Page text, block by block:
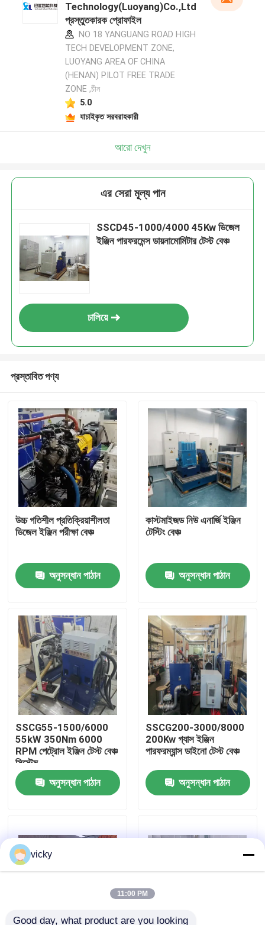
পণ্য
আমাদের সম্বন্ধে
কারখানা ভ্রমণ
গুণগত মান নিয়ন্ত্রণ
যোগাযোগ করুন
মামলা
হাই স্পিড ডায়নামিটার
Technology(Luoyang)Co.,Ltd
প্রস্তুতকারক প্রোফাইল
NO 18 YANGUANG ROAD HIGH
TECH DEVELOPMENT ZONE,
LUOYANG AREA OF CHINA
(HENAN) PILOT FREE TRADE
ZONE ,চীন
5.0
যাচাইকৃত সরবরাহকারী
আরো দেখুন
এর সেরা মূল্য পান
SSCD45-1000/4000 45Kw ডিজেল
ইঞ্জিন পারফরমেন্স ডায়নামোমিটার টেস্ট বেঞ্চ
চালিয়ে
প্রস্তাবিত পণ্য
উচ্চ গতিশীল প্রতিক্রিয়াশীলতা
ডিজেল ইঞ্জিন পরীক্ষা বেঞ্চ
অনুসন্ধান পাঠান
কাস্টমাইজড নিউ এনার্জি ইঞ্জিন
টেস্টিং বেঞ্চ
অনুসন্ধান পাঠান
SSCG55-1500/6000
55kW 350Nm 6000
RPM পেট্রোল ইঞ্জিন টেস্ট বেঞ্চ
সিস্টেম
অনুসন্ধান পাঠান
SSCG200-3000/8000
200Kw গ্যাস ইঞ্জিন
পারফরম্যান্স ডাইনো টেস্ট বেঞ্চ
অনুসন্ধান পাঠান
vicky
11:00 PM
Good day, what product are you looking